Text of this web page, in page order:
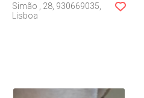
Simão 28 930669035
Lisboa